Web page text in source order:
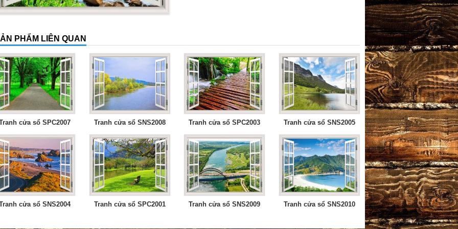
PHẨM LIÊN QUAN
cửa sổ SPC2007 Tranh cửa sổ SNS2008 Tranh cửa sổ SPC2003 Tranh cửa sổ SNS2005
cửa sổ SNS2004 Tranh cửa sổ SPC2001 Tranh cửa sổ SNS2009 Tranh cửa sổ SNS2010